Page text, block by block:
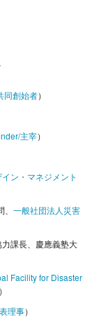
同創始者）
主宰）
ン・マネジメント
一般社団法人災害
力課長、慶應義塾大
Facility for Disaster
）
理事）